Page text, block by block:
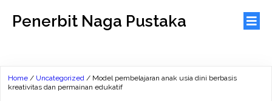
Penerbit Naga Pustaka
Home / Uncategorized / Model pembelajaran anak usia dini berbasis
kreativitas dan permainan edukatif